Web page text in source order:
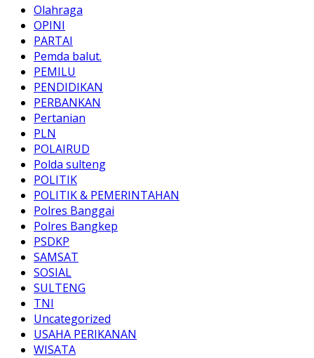
Olahraga
OPINI
PARTAI
Pemda balut.
PEMILU
PENDIDIKAN
PERBANKAN
Pertanian
PLN
POLAIRUD
Polda sulteng
POLITIK
POLITIK & PEMERINTAHAN
Polres Banggai
Polres Bangkep
PSDKP
SAMSAT
SOSIAL
SULTENG
TNI
Uncategorized
USAHA PERIKANAN
WISATA